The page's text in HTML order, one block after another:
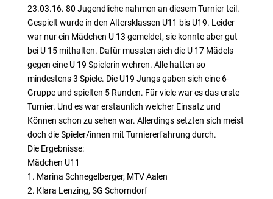
23.03.16. 80 Jugendliche nahmen an diesem Turnier teil.
Gespielt wurde in den Altersklassen U11 bis U19. Leider
war nur ein Mädchen U 13 gemeldet, sie konnte aber gut
bei U 15 mithalten. Dafür mussten sich die U 17 Mädels
gegen eine U 19 Spielerin wehren. Alle hatten so
mindestens 3 Spiele. Die U19 Jungs gaben sich eine 6-
Gruppe und spielten 5 Runden. Für viele war es das erste
Turnier. Und es war erstaunlich welcher Einsatz und
Können schon zu sehen war. Allerdings setzten sich meist
doch die Spieler/innen mit Turniererfahrung durch.
Die Ergebnisse:
Mädchen U11
1. Marina Schnegelberger, MTV Aalen
2. Klara Lenzing, SG Schorndorf